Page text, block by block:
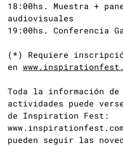
18:00hs. Muestra +
audiovisuales
19:00hs. Conferencia
(*) Requiere
en
Toda la información de
actividades puede
de Inspiration Fest:
pueden seguir las